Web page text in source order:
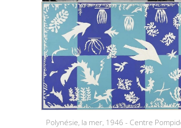
Polynésie, la mer, 1946 - Centre